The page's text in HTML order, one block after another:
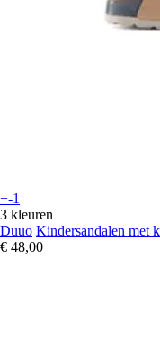
+-1
3 kleuren
Duuo Kindersandalen met
€ 48,00